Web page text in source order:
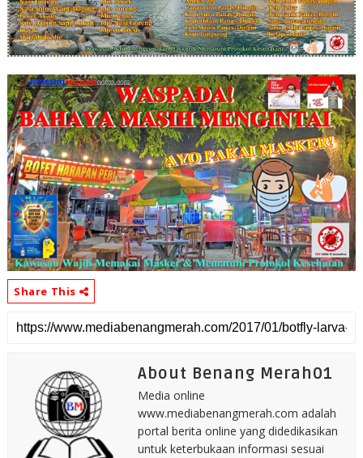
Share This
About Benang Merah01
Media online
www.mediabenangmerah.com adalah
portal berita online yang didedikasikan
untuk keterbukaan informasi sesuai